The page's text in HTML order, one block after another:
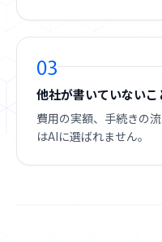
03
他社が書いていないこ
費用の実額、手続きの
はAIに選ばれません。